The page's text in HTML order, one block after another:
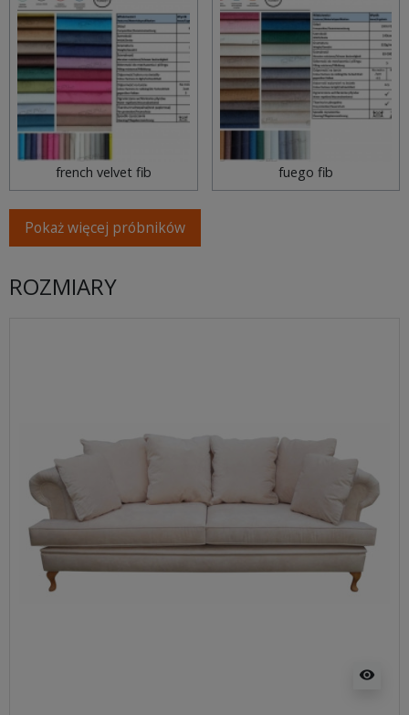
french velvet fib fuego fib
Pokaż więcej próbników
ROZMIARY
visibility